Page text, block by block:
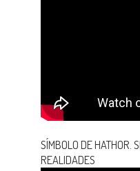
SÍMBOLO DE HATHOR.
REALIDADES